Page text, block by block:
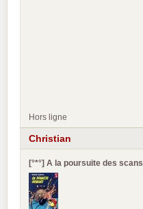
Hors ligne
Christian
[°*°] A la poursuite des scans